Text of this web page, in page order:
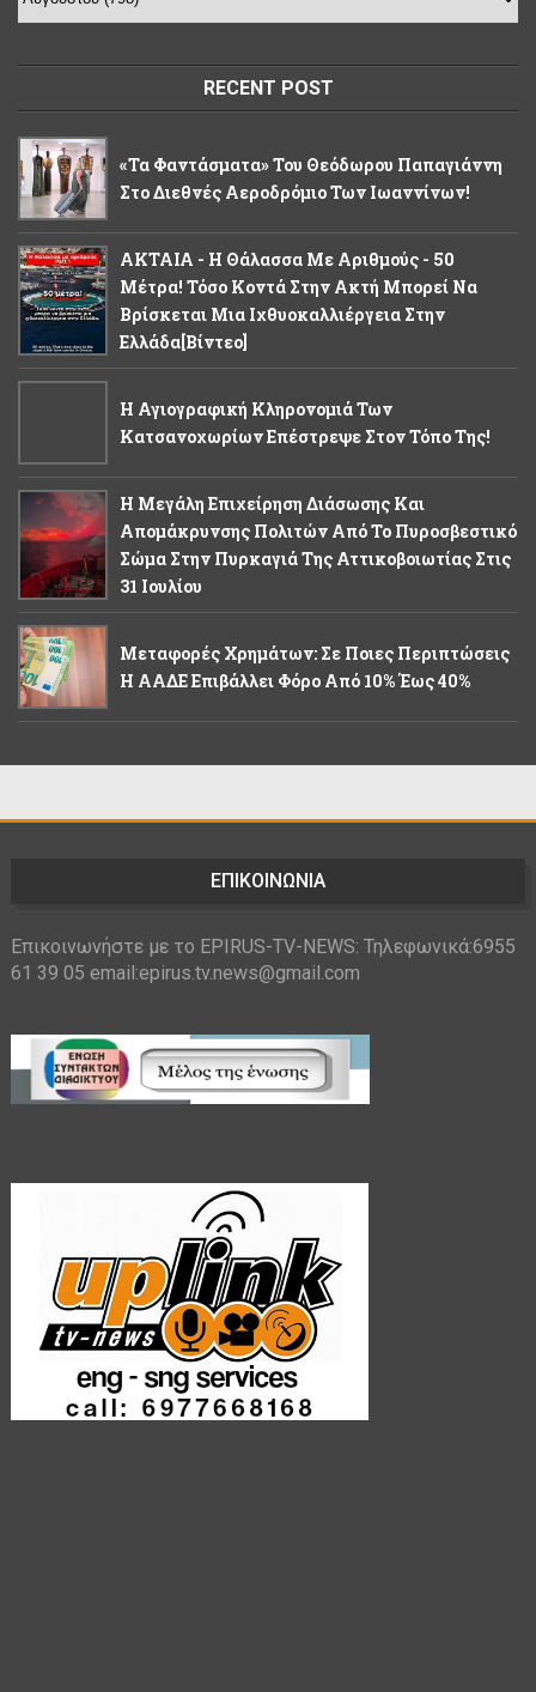
RECENT POST
«Τα Φαντάσματα» Του Θεόδωρου Παπαγιάννη
Στο Διεθνές Αεροδρόμιο Των Ιωαννίνων!
ΑΚΤΑΙΑ - Η Θάλασσα Με Αριθμούς - 50
Μέτρα! Τόσο Κοντά Στην Ακτή Μπορεί Να
Βρίσκεται Μια Ιχθυοκαλλιέργεια Στην
Ελλάδα[βίντεο]
Η Αγιογραφική Κληρονομιά Των
Κατσανοχωρίων Επέστρεψε Στον Τόπο Της!
Η Μεγάλη Επιχείρηση Διάσωσης Και
Απομάκρυνσης Πολιτών Από Το Πυροσβεστικό
Σώμα Στην Πυρκαγιά Της Αττικοβοιωτίας Στις
31 Ιουλίου
Μεταφορές Χρημάτων: Σε Ποιες Περιπτώσεις
Η ΑΑΔΕ Επιβάλλει Φόρο Από 10% Έως 40%
ΕΠΙΚΟΙΝΩΝΙΑ
Επικοινωνήστε με το EPIRUS-TV-NEWS: Τηλεφωνικά:6955
61 39 05 email:epirus.tv.news@gmail.com